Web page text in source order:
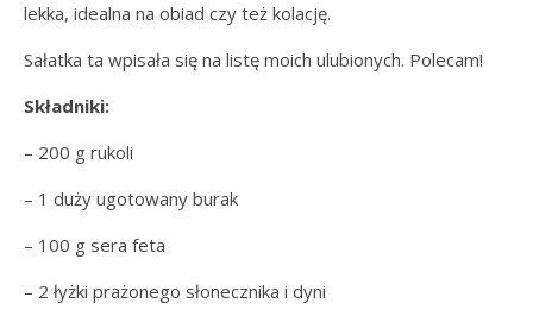
lekka, idealna na obiad czy też kolację.
Sałatka ta wpisała się na listę moich ulubionych. Polecam!
Składniki:
– 200 g rukoli
– 1 duży ugotowany burak
– 100 g sera feta
– 2 łyżki prażonego słonecznika i dyni